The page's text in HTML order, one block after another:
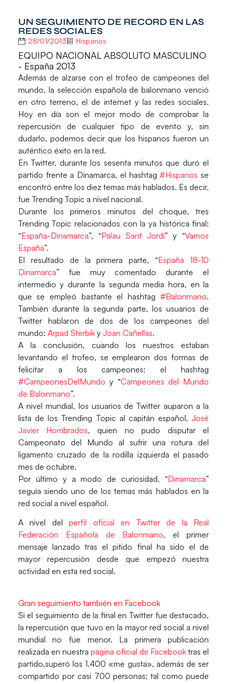
UN SEGUIMIENTO DE RECORD EN LAS
REDES SOCIALES
28/01/2013 Hispanos
EQUIPO NACIONAL ABSOLUTO MASCULINO
- España 2013
Además de alzarse con el trofeo de campeones del
mundo, la selección española de balonmano venció
en otro terreno, el de internet y las redes sociales.
Hoy en día son el mejor modo de comprobar la
repercusión de cualquier tipo de evento y, sin
dudarlo, podemos decir que los hispanos fueron un
auténtico éxito en la red.
En Twitter, durante los sesenta minutos que duró el
partido frente a Dinamarca, el hashtag#Hispanos se
encontró entre los diez temas más hablados. Es decir,
fue Trending Topic a nivel nacional.
Durante los primeros minutos del choque, tres
Trending Topic relacionados con la ya histórica final:
“España-Dinamarca”, “Palau Sant Jordi” y “Vamos
España”.
El resultado de la primera parte, “España 18-10
Dinamarca” fue muy comentado durante el
intermedio y durante la segunda media hora, en la
que se empleó bastante el hashtag#Balonmano.
También durante la segunda parte, los usuarios de
Twitter hablaron de dos de los campeones del
mundo: Arpad Sterbiky Joan Cañellas.
A la conclusión, cuando los nuestros estaban
levantando el trofeo, se emplearon dos formas de
felicitar a los campeones: el hashtag
#CampeonesDelMundo y “Campeones del Mundo
de Balonmano”.
A nivel mundial, los usuarios de Twitter auparon a la
lista de los Trending Topic al capitán español,José
Javier Hombrados, quien no pudo disputar el
Campeonato del Mundo al sufrir una rotura del
ligamento cruzado de la rodilla izquierda el pasado
mes de octubre.
Por último y a modo de curiosidad, “Dinamarca”
seguía siendo uno de los temas más hablados en la
red social a nivel español.
A nivel delperfil oficial en Twitter de la Real
Federación Española de Balonmano, el primer
mensaje lanzado tras el pitido final ha sido el de
mayor repercusión desde que empezó nuestra
actividad en esta red social.
Gran seguimiento también en Facebook
Si el seguimiento de la final en Twitter fue destacado,
la repercusión que tuvo en la mayor red social a nivel
mundial no fue menor. La primera publicación
realizada en nuestra página oficial de Facebook tras el
partido,superó los 1.400 «me gusta», además de ser
compartido por casi 700 personas; tal como puede